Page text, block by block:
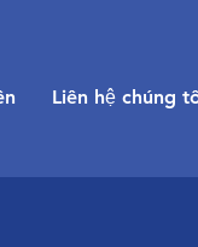
Liên hệ chúng